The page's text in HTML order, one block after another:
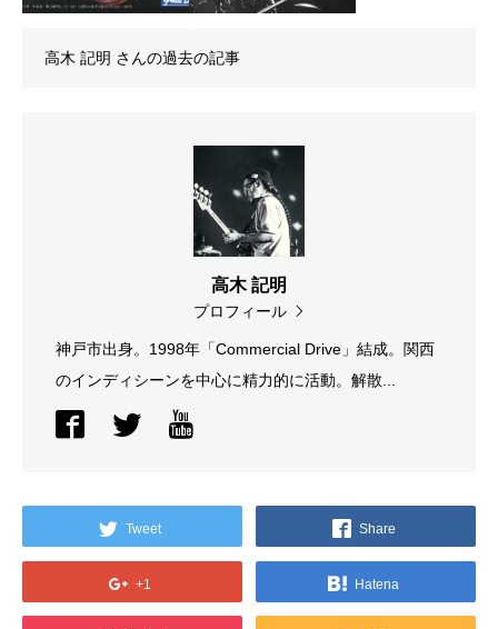
高木 記明 さんの過去の記事
高木 記明
プロフィール
神戸市出身。1998年「Commercial Drive」結成。関西
のインディシーンを中心に精力的に活動。解散...
Tweet Share
+1 Hatena